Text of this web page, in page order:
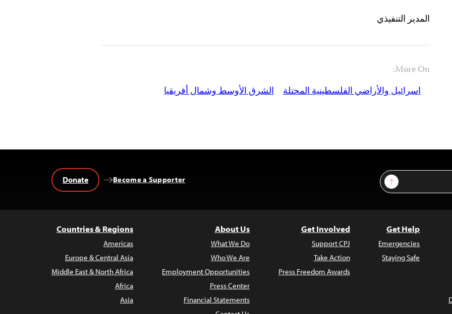
المدير التنفيذي
More On:
اسرائيل والأراضي الفلسطينية المحتلة
الشرق الأوسط وشمال أفريقيا
Sign Up
Become a Supporter
Donate
Get Help
Emergencies
Staying Safe
Get Involved
Support CPJ
Take Action
Press Freedom Awards
About Us
What We Do
Who We Are
Employment Opportunities
Press Center
Financial Statements
Countries & Regions
Americas
Europe & Central Asia
Middle East & North Africa
Africa
Asia